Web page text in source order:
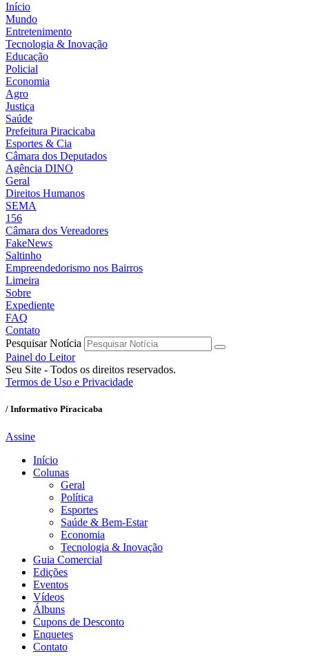
Início
Mundo
Entretenimento
Tecnologia & Inovação
Educação
Policial
Economia
Agro
Justiça
Saúde
Prefeitura Piracicaba
Esportes & Cia
Câmara dos Deputados
Agência DINO
Geral
Direitos Humanos
SEMA
156
Câmara dos Vereadores
FakeNews
Saltinho
Empreendedorismo nos Bairros
Limeira
Sobre
Expediente
FAQ
Contato
Pesquisar Notícia
Painel do Leitor
Seu Site - Todos os direitos reservados.
Termos de Uso e Privacidade
/ Informativo Piracicaba
Assine
Início
Colunas
Geral
Política
Esportes
Saúde & Bem-Estar
Economia
Tecnologia & Inovação
Guia Comercial
Edições
Eventos
Vídeos
Álbuns
Cupons de Desconto
Enquetes
Contato